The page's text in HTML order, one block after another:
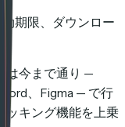
期限、ダウンロー
は今まで通り —
、Figma — で行
ッキング機能を上乗